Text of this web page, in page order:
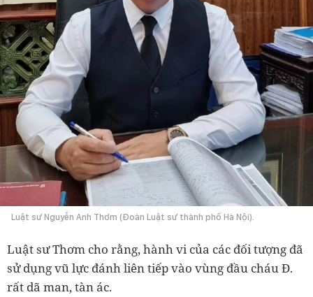
Luật sư Nguyễn Anh Thơm (Đoàn Luật sư thành phố Hà Nội).
Luật sư Thơm cho rằng, hành vi của các đối tượng đã
sử dụng vũ lực đánh liên tiếp vào vùng đầu cháu Đ.
rất dã man, tàn ác.